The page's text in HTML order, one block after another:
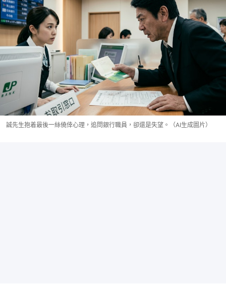
誠先生抱着最後一絲僥倖心理，追問銀行職員，卻還是失望。（AI生成圖片）